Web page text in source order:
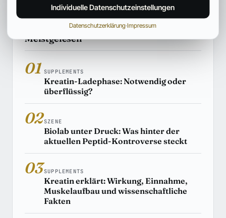
Meistgelesen
01 SUPPLEMENTS
Kreatin-Ladephase: Notwendig oder
überflüssig?
02SZENE
Biolab unter Druck: Was hinter der
aktuellen Peptid-Kontroverse steckt
03SUPPLEMENTS
Kreatin erklärt: Wirkung, Einnahme,
Muskelaufbau und wissenschaftliche
Fakten
Individuelle Datenschutzeinstellungen
Datenschutzerklärung·Impressum